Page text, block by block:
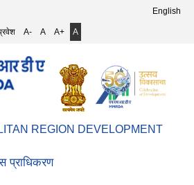
A- A A+ A
English
REGION DEVELOPMENT
प्राधिकरण